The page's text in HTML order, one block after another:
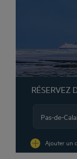
RÉSERVEZ
Ajouter un